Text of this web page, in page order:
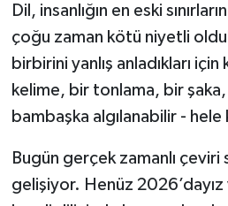
Dil, insanlığın en eski
çoğu zaman kötü niyetli
birbirini yanlış anladıkları
kelime, bir tonlama, bir
bambaşka algılanabilir -
Bugün gerçek zamanlı çeviri
gelişiyor. Henüz